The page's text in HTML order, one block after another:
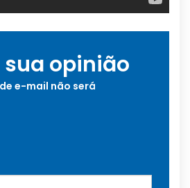
sua opinião
e-mail não será